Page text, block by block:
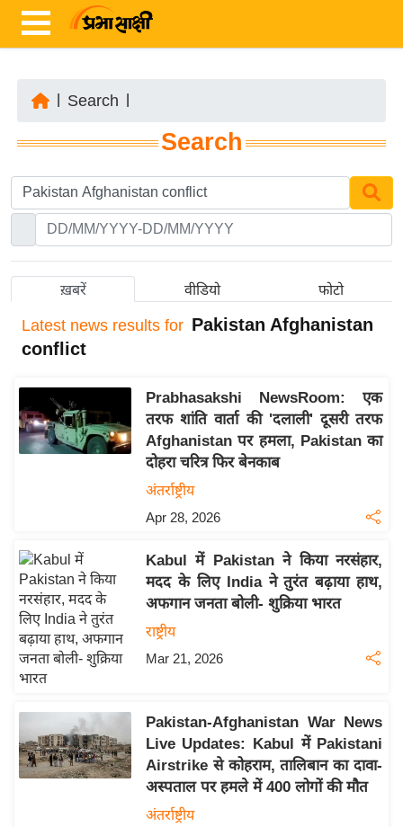
ज़ा
ख
र
ष्ट्री
अं
त
य
बि
उ
द्यो
ग
ज
ग
त
शे
ष
ज्ञ
Search
Search
ख़बरें वीडियो फोटो
Latest news results for Pakistan Afghanistan
conflict
Prabhasakshi NewsRoom: एक
तरफ शांति वार्ता की 'दलाली' दूसरी तरफ
Afghanistan पर हमला, Pakistan का
दोहरा चरित्र फिर बेनकाब
अंतर्राष्ट्रीय
Apr 28, 2026
Kabul में Pakistan ने किया नरसंहार,
मदद के लिए India ने तुरंत बढ़ाया हाथ,
अफगान जनता बोली- शुक्रिया भारत
राष्ट्रीय
Mar 21, 2026
Pakistan-Afghanistan War News
Live Updates: Kabul में Pakistani
Airstrike से कोहराम, तालिबान का दावा-
अस्पताल पर हमले में 400 लोगों की मौत
अंतर्राष्ट्रीय